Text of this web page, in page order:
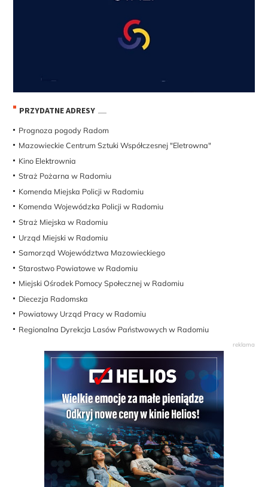
PRZYDATNE ADRESY
Prognoza pogody Radom
Mazowieckie Centrum Sztuki Współczesnej "Eletrowna"
Kino Elektrownia
Straż Pożarna w Radomiu
Komenda Miejska Policji w Radomiu
Komenda Wojewódzka Policji w Radomiu
Straż Miejska w Radomiu
Urząd Miejski w Radomiu
Samorząd Województwa Mazowieckiego
Starostwo Powiatowe w Radomiu
Miejski Ośrodek Pomocy Społecznej w Radomiu
Diecezja Radomska
Powiatowy Urząd Pracy w Radomiu
Regionalna Dyrekcja Lasów Państwowych w Radomiu